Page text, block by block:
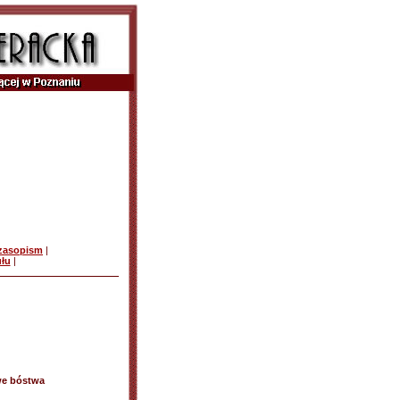
|
|
bóstwa